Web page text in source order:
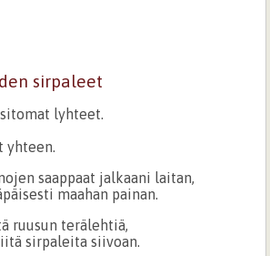
sirpaleet
lyhteet.
saappaat jalkaani laitan,
maahan painan.
ruusun terälehtiä,
sirpaleita siivoan.